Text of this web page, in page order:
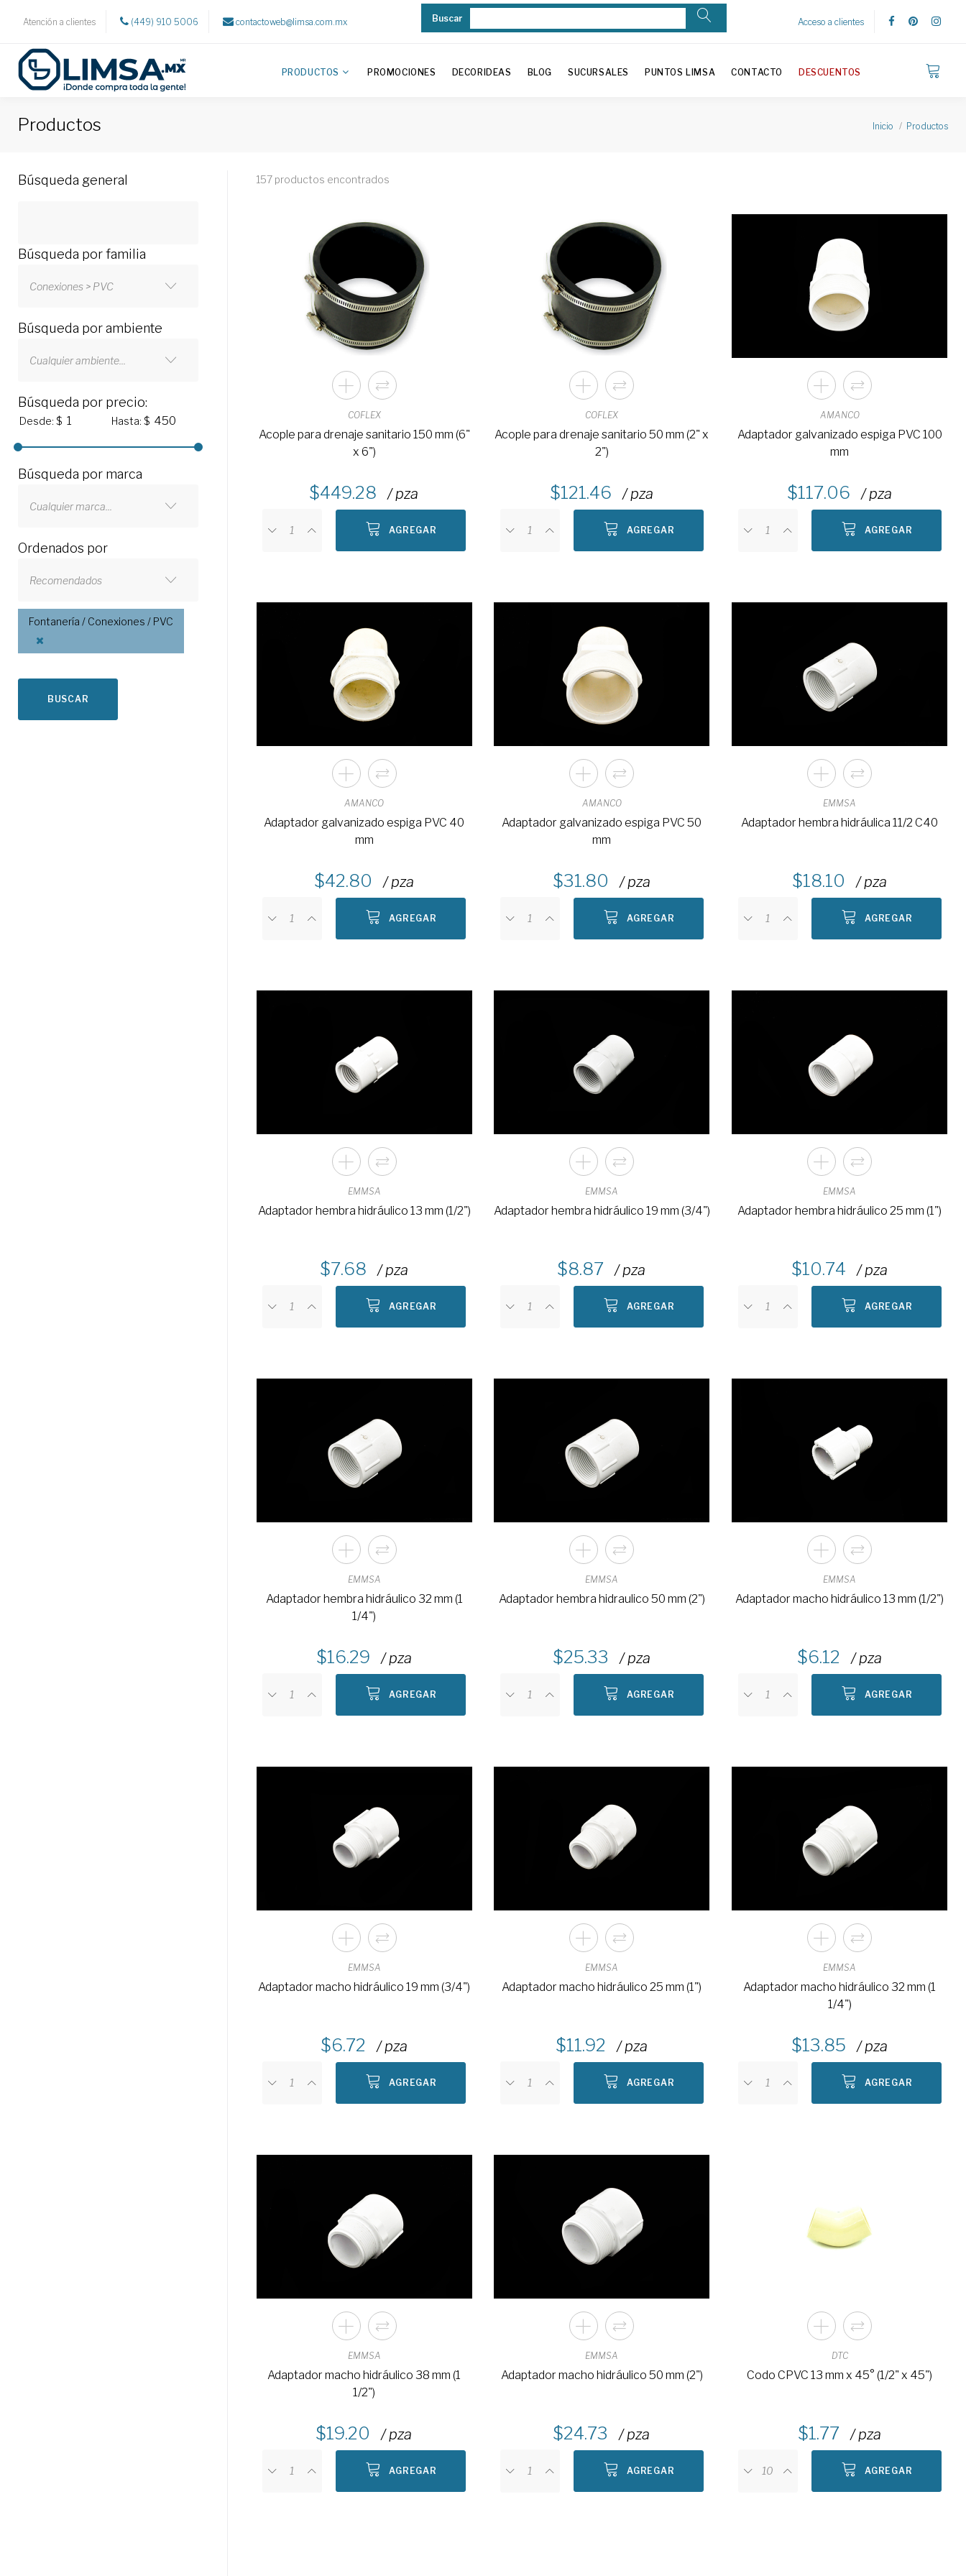
Atención a clientes (449) 910 5006 contactoweb@limsa.com.mx Buscar Acceso a clientes
PRODUCTOS PROMOCIONES DECORIDEAS BLOG SUCURSALES PUNTOS LIMSA CONTACTO DESCUENTOS
Productos Inicio Productos
Búsqueda general
Búsqueda por familia
Conexiones > PVC
Búsqueda por ambiente
Cualquier ambiente...
Búsqueda por precio:
Desde: $ Hasta: $
Búsqueda por marca
Cualquier marca...
Ordenados por
Recomendados
Fontanería / Conexiones / PVC
BUSCAR
157 productos encontrados
COFLEX
Acople para drenaje sanitario 150 mm (6"
x 6")
449.28 / pza
AGREGAR
COFLEX
Acople para drenaje sanitario 50 mm (2" x
2")
121.46 / pza
AGREGAR
AMANCO
Adaptador galvanizado espiga PVC 100
mm
117.06 / pza
AGREGAR
AMANCO
Adaptador galvanizado espiga PVC 40
mm
42.80 / pza
AGREGAR
AMANCO
Adaptador galvanizado espiga PVC 50
mm
31.80 / pza
AGREGAR
EMMSA
Adaptador hembra hidráulica 11/2 C40
18.10 / pza
AGREGAR
EMMSA
Adaptador hembra hidráulico 13 mm (1/2")
7.68 / pza
AGREGAR
EMMSA
Adaptador hembra hidráulico 19 mm (3/4")
8.87 / pza
AGREGAR
EMMSA
Adaptador hembra hidráulico 25 mm (1")
10.74 / pza
AGREGAR
EMMSA
Adaptador hembra hidráulico 32 mm (1
1/4")
16.29 / pza
AGREGAR
EMMSA
Adaptador hembra hidraulico 50 mm (2")
25.33 / pza
AGREGAR
EMMSA
Adaptador macho hidráulico 13 mm (1/2")
6.12 / pza
AGREGAR
EMMSA
Adaptador macho hidráulico 19 mm (3/4")
6.72 / pza
AGREGAR
EMMSA
Adaptador macho hidráulico 25 mm (1")
11.92 / pza
AGREGAR
EMMSA
Adaptador macho hidráulico 32 mm (1
1/4")
13.85 / pza
AGREGAR
EMMSA
Adaptador macho hidráulico 38 mm (1
1/2")
19.20 / pza
AGREGAR
EMMSA
Adaptador macho hidráulico 50 mm (2")
24.73 / pza
AGREGAR
DTC
Codo CPVC 13 mm x 45° (1/2" x 45")
1.77 / pza
AGREGAR